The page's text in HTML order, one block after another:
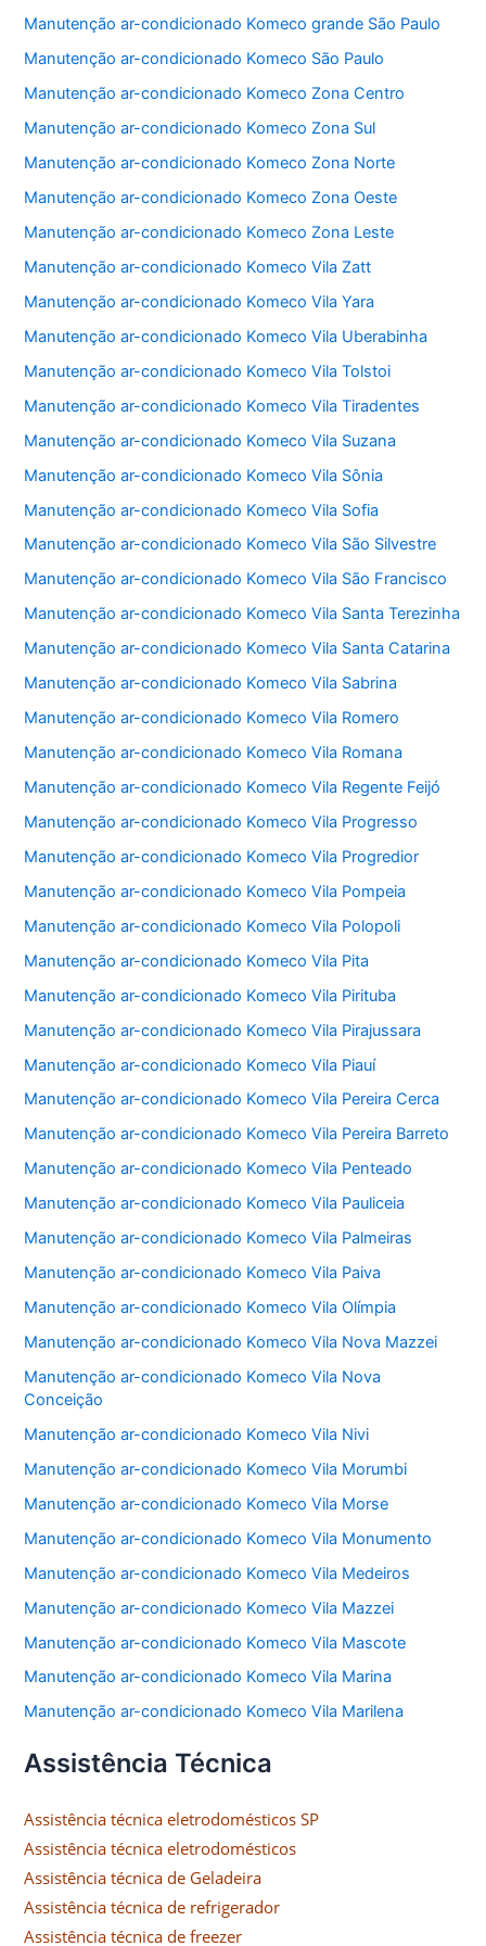
b
o
o
k
A
p
p
Manutenção ar-condicionado Komeco grande São Paulo
Manutenção ar-condicionado Komeco São Paulo
Manutenção ar-condicionado Komeco Zona Centro
Manutenção ar-condicionado Komeco Zona Sul
Manutenção ar-condicionado Komeco Zona Norte
Manutenção ar-condicionado Komeco Zona Oeste
Manutenção ar-condicionado Komeco Zona Leste
Manutenção ar-condicionado Komeco Vila Zatt
Manutenção ar-condicionado Komeco Vila Yara
Manutenção ar-condicionado Komeco Vila Uberabinha
Manutenção ar-condicionado Komeco Vila Tolstoi
Manutenção ar-condicionado Komeco Vila Tiradentes
Manutenção ar-condicionado Komeco Vila Suzana
Manutenção ar-condicionado Komeco Vila Sônia
Manutenção ar-condicionado Komeco Vila Sofia
Manutenção ar-condicionado Komeco Vila São Silvestre
Manutenção ar-condicionado Komeco Vila São Francisco
Manutenção ar-condicionado Komeco Vila Santa Terezinha
Manutenção ar-condicionado Komeco Vila Santa Catarina
Manutenção ar-condicionado Komeco Vila Sabrina
Manutenção ar-condicionado Komeco Vila Romero
Manutenção ar-condicionado Komeco Vila Romana
Manutenção ar-condicionado Komeco Vila Regente Feijó
Manutenção ar-condicionado Komeco Vila Progresso
Manutenção ar-condicionado Komeco Vila Progredior
Manutenção ar-condicionado Komeco Vila Pompeia
Manutenção ar-condicionado Komeco Vila Polopoli
Manutenção ar-condicionado Komeco Vila Pita
Manutenção ar-condicionado Komeco Vila Pirituba
Manutenção ar-condicionado Komeco Vila Pirajussara
Manutenção ar-condicionado Komeco Vila Piauí
Manutenção ar-condicionado Komeco Vila Pereira Cerca
Manutenção ar-condicionado Komeco Vila Pereira Barreto
Manutenção ar-condicionado Komeco Vila Penteado
Manutenção ar-condicionado Komeco Vila Pauliceia
Manutenção ar-condicionado Komeco Vila Palmeiras
Manutenção ar-condicionado Komeco Vila Paiva
Manutenção ar-condicionado Komeco Vila Olímpia
Manutenção ar-condicionado Komeco Vila Nova Mazzei
Manutenção ar-condicionado Komeco Vila Nova
Conceição
Manutenção ar-condicionado Komeco Vila Nivi
Manutenção ar-condicionado Komeco Vila Morumbi
Manutenção ar-condicionado Komeco Vila Morse
Manutenção ar-condicionado Komeco Vila Monumento
Manutenção ar-condicionado Komeco Vila Medeiros
Manutenção ar-condicionado Komeco Vila Mazzei
Manutenção ar-condicionado Komeco Vila Mascote
Manutenção ar-condicionado Komeco Vila Marina
Manutenção ar-condicionado Komeco Vila Marilena
Assistência Técnica
Assistência técnica eletrodomésticos SP
Assistência técnica eletrodomésticos
Assistência técnica de Geladeira
Assistência técnica de refrigerador
Assistência técnica de freezer